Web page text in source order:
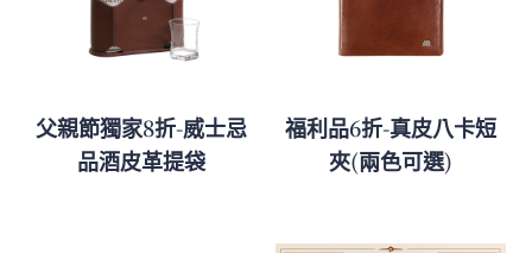
父親節獨家8折-威士忌
品酒皮革提袋
福利品6折-真皮八卡短
夾(兩色可選)